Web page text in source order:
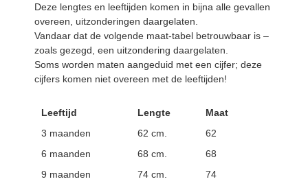
Deze lengtes en leeftijden komen in bijna alle gevallen
overeen, uitzonderingen daargelaten.
Vandaar dat de volgende maat-tabel betrouwbaar is –
zoals gezegd, een uitzondering daargelaten.
Soms worden maten aangeduid met een cijfer; deze
cijfers komen niet overeen met de leeftijden!
Leeftijd Lengte
Maat
3 maanden
62 cm.
62
6 maanden
68 cm.
68
9 maanden
74 cm.
74